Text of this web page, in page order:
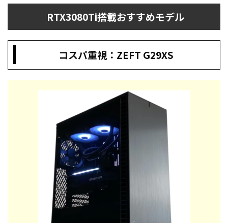
RTX3080Ti搭載おすすめモデル
コスパ重視： ZEFT G29XS